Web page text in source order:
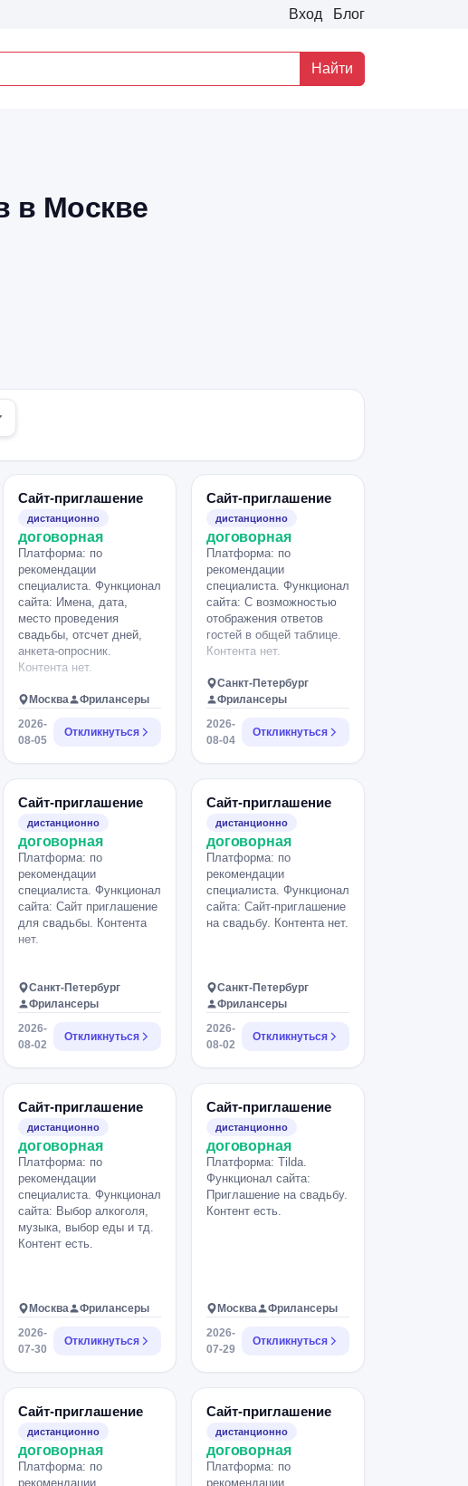
Вход Блог
Найти
в Москве
Сайт-приглашение
дистанционно
договорная
Платформа: по
рекомендации
специалиста. Функционал
сайта: Имена, дата,
место проведения
свадьбы, отсчет дней,
анкета-опросник.
Контента нет.
Москва
Фрилансеры
2026-
08-05
Откликнуться
Сайт-приглашение
дистанционно
договорная
Платформа: по
рекомендации
специалиста. Функционал
сайта: С возможностью
отображения ответов
гостей в общей таблице.
Контента нет.
Санкт-Петербург
Фрилансеры
2026-
08-04
Откликнуться
Сайт-приглашение
дистанционно
договорная
Платформа: по
рекомендации
специалиста. Функционал
сайта: Сайт приглашение
для свадьбы. Контента
нет.
Санкт-Петербург
Фрилансеры
2026-
08-02
Откликнуться
Сайт-приглашение
дистанционно
договорная
Платформа: по
рекомендации
специалиста. Функционал
сайта: Сайт-приглашение
на свадьбу. Контента нет.
Санкт-Петербург
Фрилансеры
2026-
08-02
Откликнуться
Сайт-приглашение
дистанционно
договорная
Платформа: по
рекомендации
специалиста. Функционал
сайта: Выбор алкоголя,
музыка, выбор еды и тд.
Контент есть.
Москва
Фрилансеры
2026-
07-30
Откликнуться
Сайт-приглашение
дистанционно
договорная
Платформа: Tilda.
Функционал сайта:
Приглашение на свадьбу.
Контент есть.
Москва
Фрилансеры
2026-
07-29
Откликнуться
Сайт-приглашение
дистанционно
договорная
Платформа: по
рекомендации
Сайт-приглашение
дистанционно
договорная
Платформа: по
рекомендации